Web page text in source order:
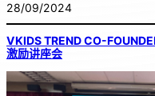
28/09/2024
VKIDS TREND CO-
激励讲座会